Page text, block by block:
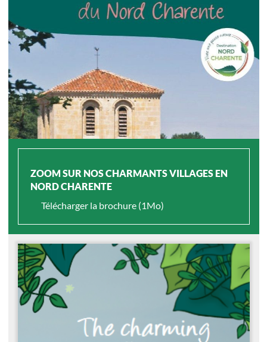
ZOOM SUR NOS CHARMANTS VILLAGES EN
NORD CHARENTE
Télécharger la brochure (1Mo)